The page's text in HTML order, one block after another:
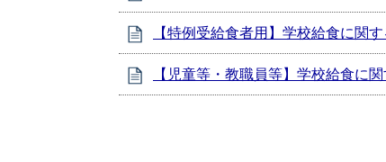
【特例受給食者用】学校給食に関
【児童等・教職員等】学校給食に